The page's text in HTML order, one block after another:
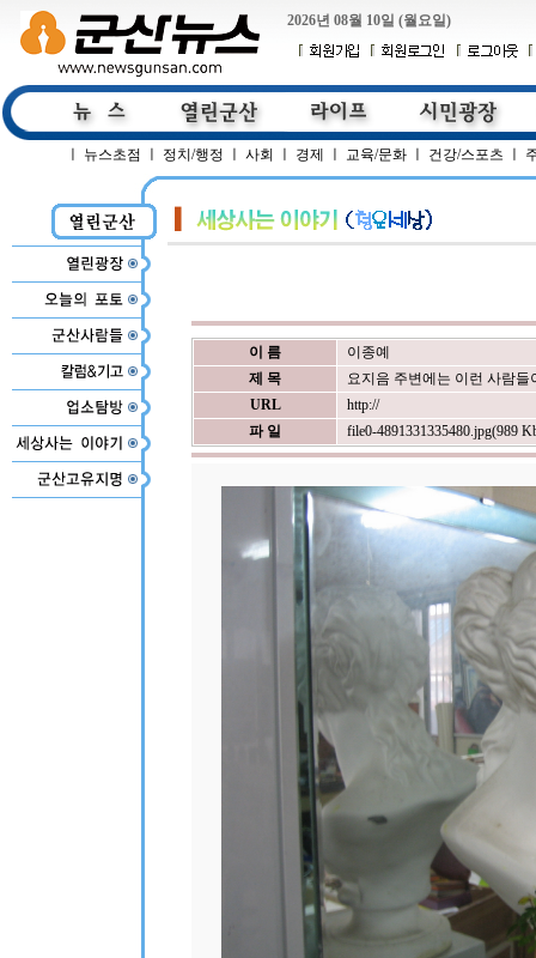
2026년 08월 10일 (월요일)
뉴스초점 정치/행정 사회 경제 교육/문화 건강/스포츠
이 름
이종예
제 목
요지음 주변에는 이런 사람들
URL
http://
파 일
file0-4891331335480.jpg(989